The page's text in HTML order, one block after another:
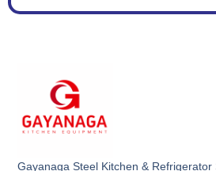
Gayanaga Steel Kitchen &